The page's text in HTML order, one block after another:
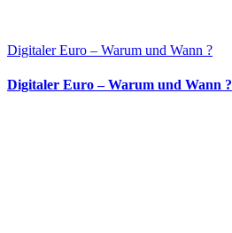
Digitaler Euro – Warum und Wann ?
Digitaler Euro – Warum und Wann ?